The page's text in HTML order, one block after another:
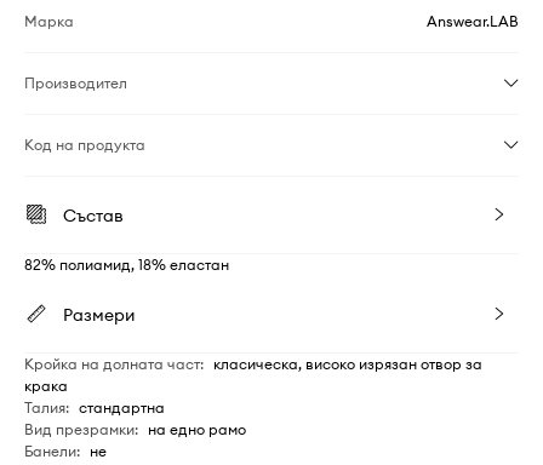
Марка Answear.LAB
Производител
Код на продукта
Състав
82% полиамид, 18% еластан
Размери
Кройка на долната част: класическа, високо изрязан отвор за
крака
Талия: стандартна
Вид презрамки: на едно рамо
Банели: не